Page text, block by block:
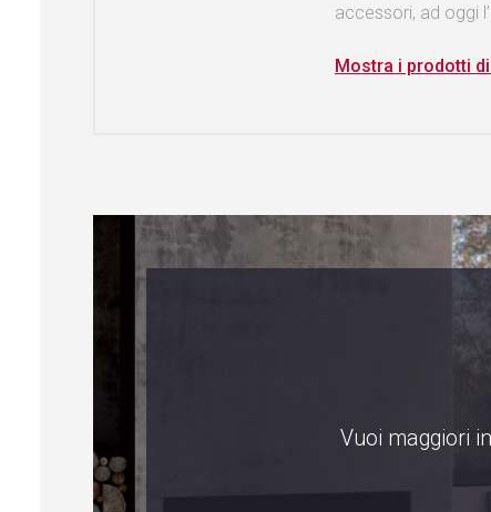
accessori, ad oggi
Mostra i prodotti
Vuoi maggiori